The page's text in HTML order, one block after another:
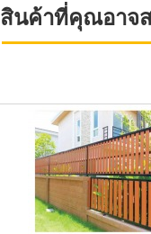
สินค้าที่คุณอาจ